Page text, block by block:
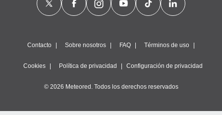
Contacto Sobre nosotros FAQ Términos de uso
Cookies Política de privacidad Configuración de privacidad
© 2026 Meteored. Todos los derechos reservados